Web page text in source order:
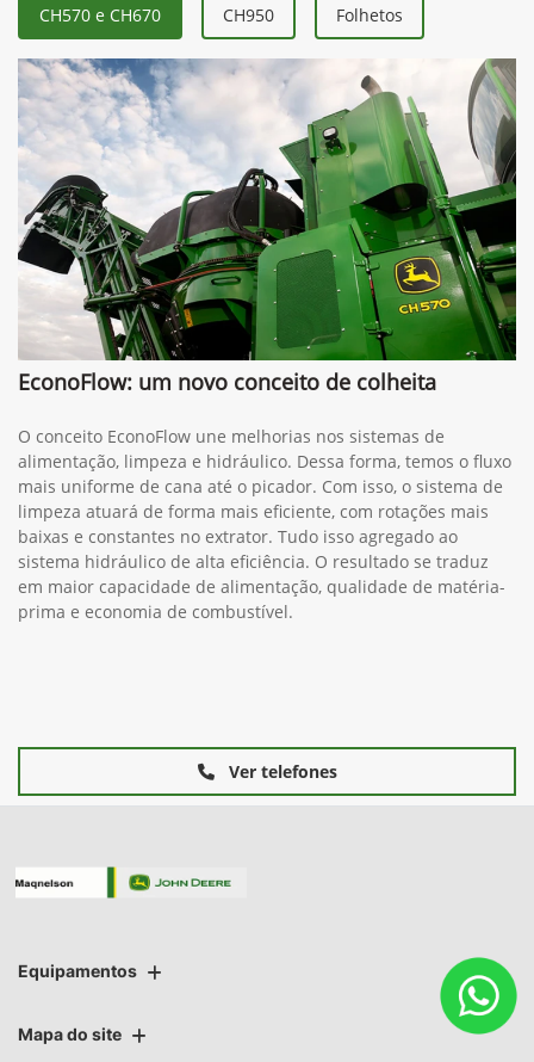
CH570 e CH670 CH950 Folhetos
EconoFlow: um novo conceito de colheita
O conceito EconoFlow une melhorias nos sistemas de
alimentação, limpeza e hidráulico. Dessa forma, temos o fluxo
mais uniforme de cana até o picador. Com isso, o sistema de
limpeza atuará de forma mais eficiente, com rotações mais
baixas e constantes no extrator. Tudo isso agregado ao
sistema hidráulico de alta eficiência. O resultado se traduz
em maior capacidade de alimentação, qualidade de matéria-
prima e economia de combustível.
Ver telefones
Equipamentos
Mapa do site